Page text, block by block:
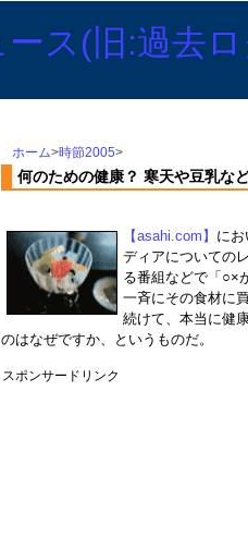
ホーム>時節2005>
何のための健康？ 寒天や豆乳な
【asahi.com】 に
ディアについての
る番組などで「○×
一斉にその食材に
続けて、本当に健
のはなぜですか、というものだ。
スポンサードリンク